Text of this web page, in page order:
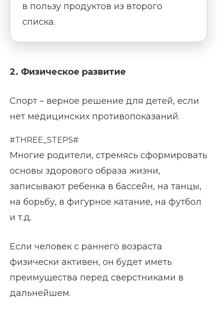
в пользу продуктов из второго
списка.
2. Физическое развитие
Спорт – верное решение для детей, если
нет медицинских противопоказаний.
#THREE_STEPS#
Многие родители, стремясь сформировать
основы здорового образа жизни,
записывают ребенка в бассейн, на танцы,
на борьбу, в фигурное катание, на футбол
и т.д.
Если человек с раннего возраста
физически активен, он будет иметь
преимущества перед сверстниками в
дальнейшем.